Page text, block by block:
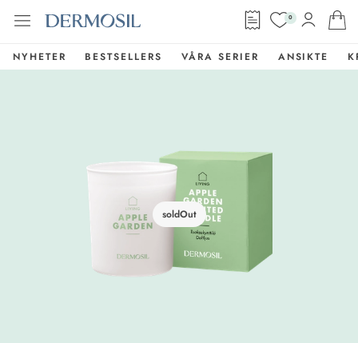
0
NYHETER BESTSELLERS VÅRA SERIER ANSIKTE
soldOut